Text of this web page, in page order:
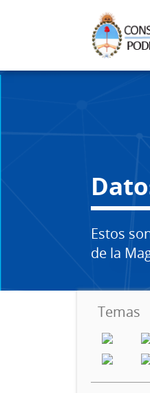
Estos
de la
Temas